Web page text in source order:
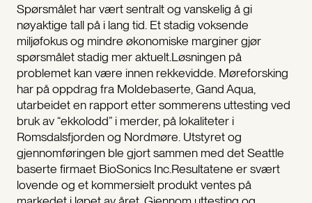
Spørsmålet har vært sentralt og vanskelig å gi
nøyaktige tall på i lang tid. Et stadig voksende
miljøfokus og mindre økonomiske marginer gjør
spørsmålet stadig mer aktuelt.Løsningen på
problemet kan være innen rekkevidde. Møreforsking
har på oppdrag fra Moldebaserte, Gand Aqua,
utarbeidet en rapport etter sommerens uttesting ved
bruk av “ekkolodd” i merder, på lokaliteter i
Romsdalsfjorden og Nordmøre. Utstyret og
gjennomføringen ble gjort sammen med det Seattle
baserte firmaet BioSonics Inc.Resultatene er svært
lovende og et kommersielt produkt ventes på